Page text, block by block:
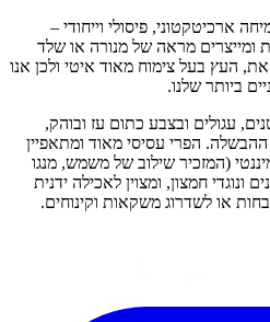
ארכיטקטוני, פיסולי וייחודי –
ומייצרים מראה של מנורה או שלד
העץ בעל צימוח מאוד איטי ולכן אנו
ביותר שלנו.
עגולים ובצבע כתום עז ובוהק,
הפרי עסיסי מאוד ומתאפיין
(המזכיר שילוב של משמש, מנגו
ונוגדי חמצון, ומצוין לאכילה ידנית
או לשדרוג משקאות וקינוחים.